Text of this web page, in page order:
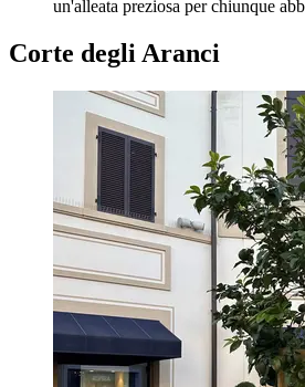
un'alleata preziosa per chiunque
Corte degli Aranci